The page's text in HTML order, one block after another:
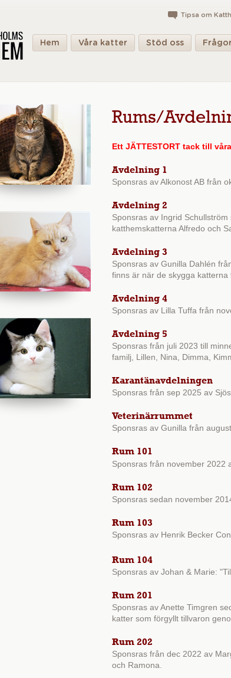
Tipsa om
Hem Våra katter Stöd oss
Rums/
Ett JÄTTESTORT tack till
Avdelning 1
Sponsras av Alkonost AB från
Avdelning 2
Sponsras av Ingrid
katthemskatterna Alfredo och
Avdelning 3
Sponsras av Gunilla Dahlén
finns är när de skygga katterna
Avdelning 4
Sponsras av Lilla Tuffa från
Avdelning 5
Sponsras från juli 2023 till
familj, Lillen, Nina, Dimma,
Karantänavdelningen
Sponsras från sep 2025 av
Veterinärrummet
Sponsras av Gunilla från
Rum 101
Sponsras från november 2022
Rum 102
Sponsras sedan november
Rum 103
Sponsras av Henrik Becker
Rum 104
Sponsras av Johan & Marie:
Rum 201
Sponsras av Anette Timgren
katter som förgyllt tillvaron
Rum 202
Sponsras från dec 2022 av
och Ramona.